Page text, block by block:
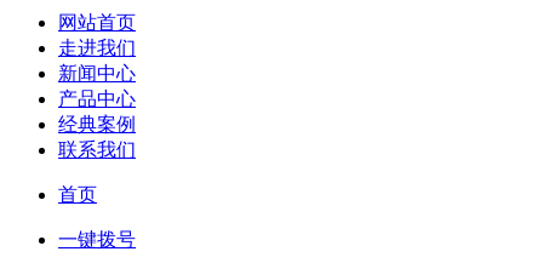
网站首页
走进我们
新闻中心
产品中心
经典案例
联系我们
首页
一键拨号